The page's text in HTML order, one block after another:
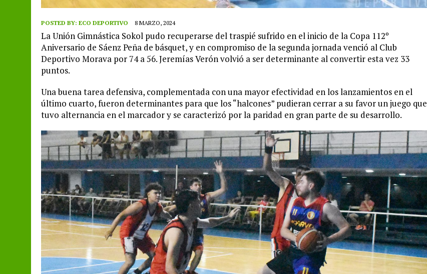
POSTED BY: ECO DEPORTIVO 8 MARZO, 2024
La Unión Gimnástica Sokol pudo recuperarse del traspié sufrido en el inicio de la Copa 112º
Aniversario de Sáenz Peña de básquet, y en compromiso de la segunda jornada venció al Club
Deportivo Morava por 74 a 56. Jeremías Verón volvió a ser determinante al convertir esta vez 33
puntos.
Una buena tarea defensiva, complementada con una mayor efectividad en los lanzamientos en el
último cuarto, fueron determinantes para que los “halcones” pudieran cerrar a su favor un juego que
tuvo alternancia en el marcador y se caracterizó por la paridad en gran parte de su desarrollo.